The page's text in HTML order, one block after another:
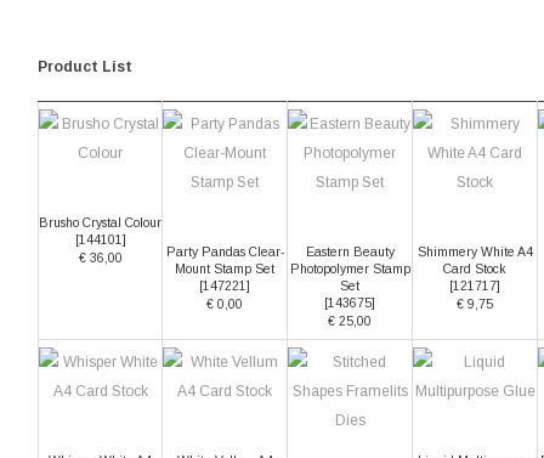
Product List
Brusho Crystal Colour
[144101]
€ 36,00
Party Pandas Clear-
Mount Stamp Set
[147221]
€ 0,00
Eastern Beauty
Photopolymer Stamp
Set
[143675]
€ 25,00
Shimmery White A4
Card Stock
[121717]
€ 9,75